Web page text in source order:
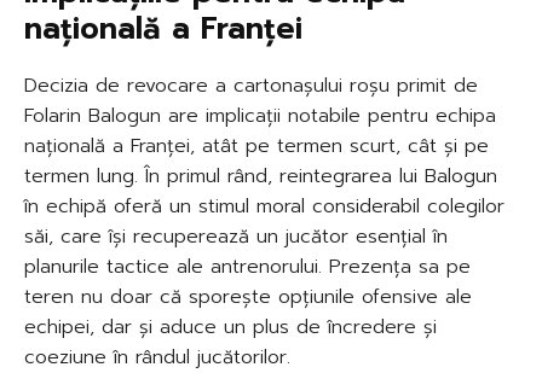
națională a Franței
Decizia de revocare a cartonașului roșu primit de
Folarin Balogun are implicații notabile pentru echipa
națională a Franței, atât pe termen scurt, cât și pe
termen lung. În primul rând, reintegrarea lui Balogun
în echipă oferă un stimul moral considerabil colegilor
săi, care își recuperează un jucător esențial în
planurile tactice ale antrenorului. Prezența sa pe
teren nu doar că sporește opțiunile ofensive ale
echipei, dar și aduce un plus de încredere și
coeziune în rândul jucătorilor.